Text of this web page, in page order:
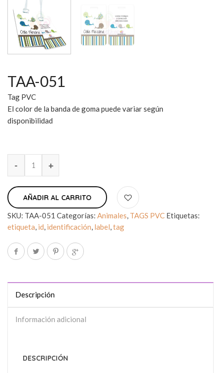
TAA-051
Tag PVC
El color de la banda de goma puede variar según
disponibilidad
AÑADIR AL CARRITO
SKU: TAA-051 Categorías: Animales, TAGS PVC Etiquetas:
etiqueta, id, identificación, label,tag
Descripción
Información adicional
DESCRIPCIÓN